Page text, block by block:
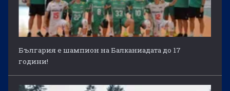
България е шампион на Балканиадата до 17
години!